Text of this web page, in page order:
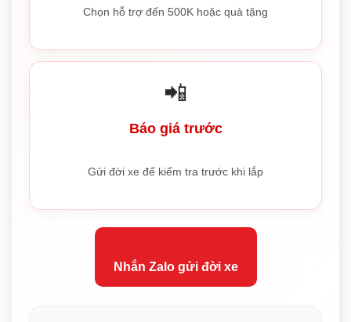
Chọn hỗ trợ đến 500K hoặc quà tặng
📲
Báo giá trước
Gửi đời xe để kiểm tra trước khi lắp
Nhắn Zalo gửi đời xe